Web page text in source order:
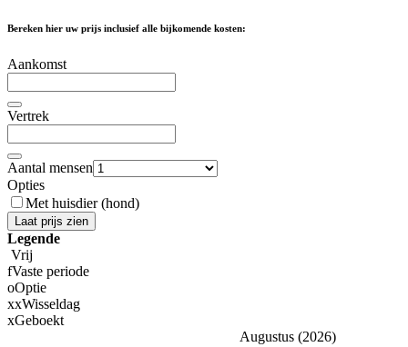
Bereken hier uw prijs inclusief alle bijkomende kosten:
Aankomst
Vertrek
Aantal mensen
Opties
Met huisdier (hond)
Laat prijs zien
Legende
Vrij
fVaste periode
oOptie
xxWisseldag
xGeboekt
Augustus(2026)